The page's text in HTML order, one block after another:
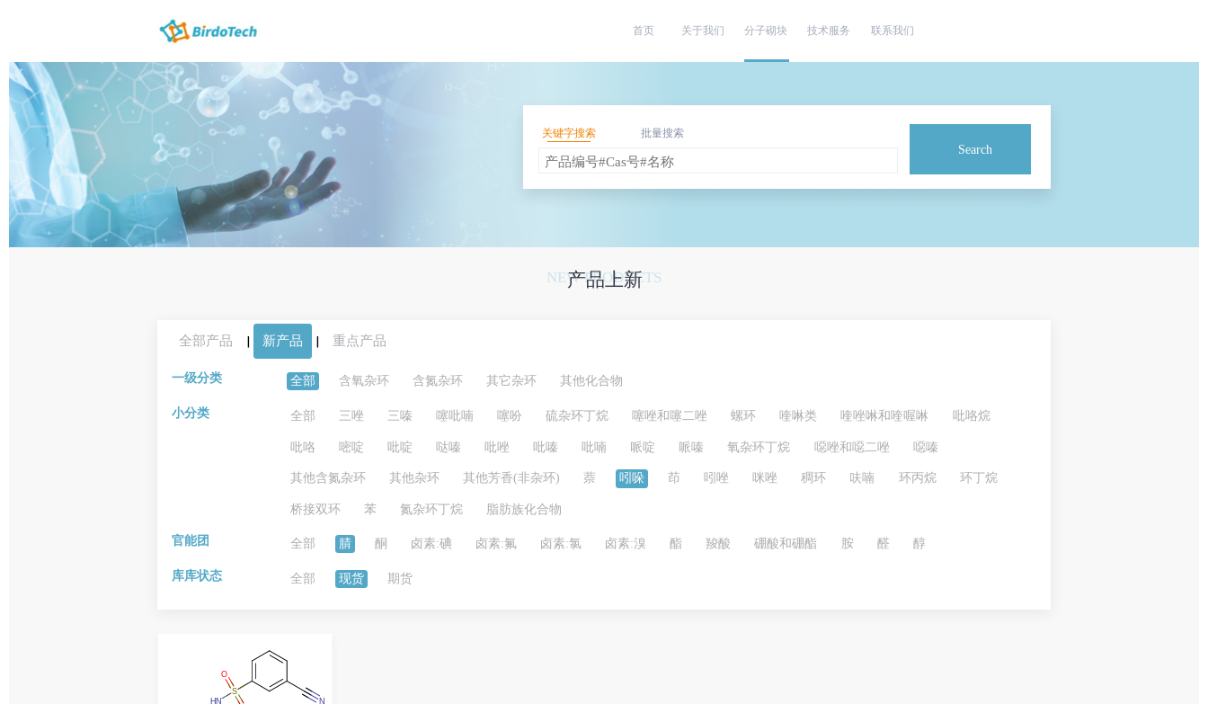
首页 关于我们 分子砌块 技术服务 联系我们
关键字搜索 批量搜索
Search
NEW PRODUCTS
产品上新
全部产品 | 新产品 | 重点产品
一级分类 全部 含氧杂环 含氮杂环 其它杂环 其他化合物
小分类 全部 三唑 三嗪 噻吡喃 噻吩 硫杂环丁烷 噻唑和噻二唑 螺环 喹啉类 喹唑啉和喹喔啉 吡咯烷
吡咯 嘧啶 吡啶 哒嗪 吡唑 吡嗪 吡喃 哌啶 哌嗪 氧杂环丁烷 噁唑和噁二唑 噁嗪
其他含氮杂环 其他杂环 其他芳香(非杂环) 萘 吲哚 茚 吲唑 咪唑 稠环 呋喃 环丙烷 环丁烷
桥接双环 苯 氮杂环丁烷 脂肪族化合物
官能团 全部 腈 酮 卤素:碘 卤素:氟 卤素:氯 卤素:溴 酯 羧酸 硼酸和硼酯 胺 醛 醇
库库状态 全部 现货 期货